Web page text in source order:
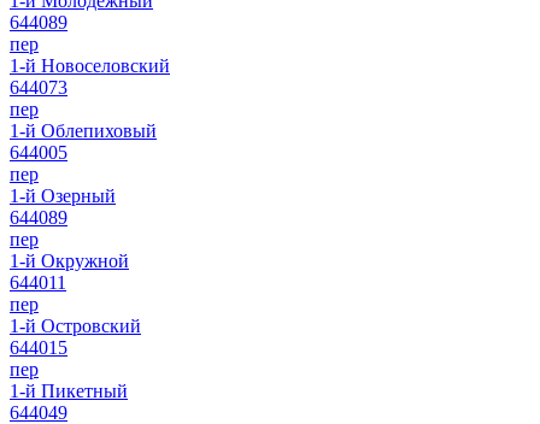
644089
пер
1-й Новоселовский
644073
пер
1-й Облепиховый
644005
пер
1-й Озерный
644089
пер
1-й Окружной
644011
пер
1-й Островский
644015
пер
1-й Пикетный
644049